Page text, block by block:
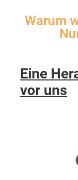
Warum
Eine
vor uns